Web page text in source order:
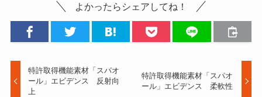
よかったらシェアしてね！
特許取得機能素材「スパオ
ール」エビデンス 反射向
上
特許取得機能素材「スパオ
ール」エビデンス 柔軟性